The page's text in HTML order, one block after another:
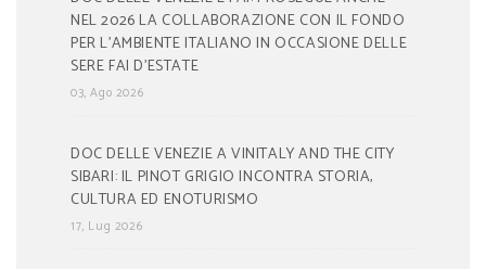
NEL 2026 LA COLLABORAZIONE CON IL FONDO
PER L’AMBIENTE ITALIANO IN OCCASIONE DELLE
SERE FAI D’ESTATE
03, Ago 2026
DOC DELLE VENEZIE A VINITALY AND THE CITY
SIBARI: IL PINOT GRIGIO INCONTRA STORIA,
CULTURA ED ENOTURISMO
17, Lug 2026